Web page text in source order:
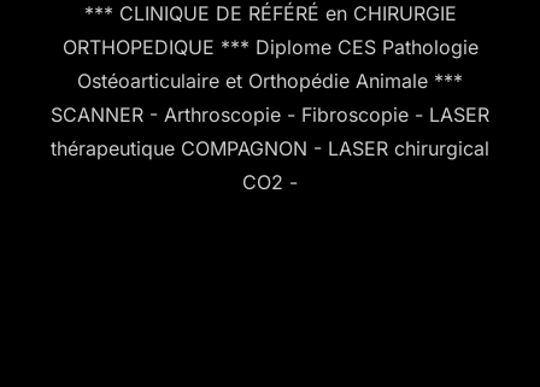
*** CLINIQUE DE RÉFÉRÉ en CHIRURGIE
ORTHOPEDIQUE *** Diplome CES Pathologie
Ostéoarticulaire et Orthopédie Animale ***
SCANNER - Arthroscopie - Fibroscopie - LASER
thérapeutique COMPAGNON - LASER chirurgical
CO2 -